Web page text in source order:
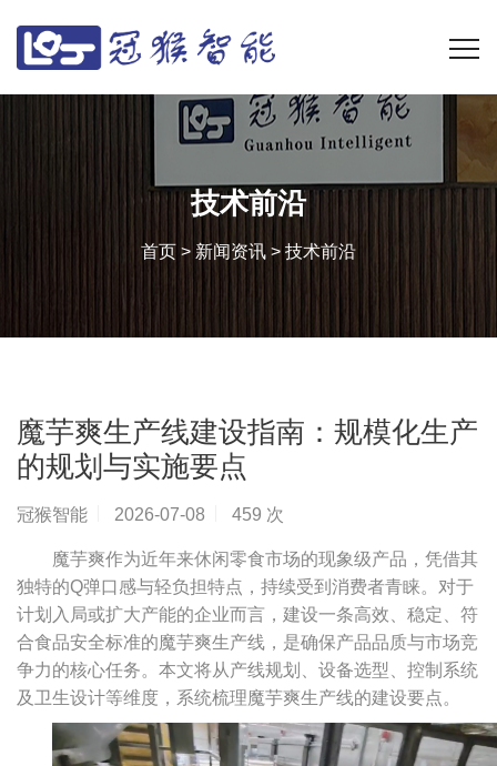
技术前沿
首页 > 新闻资讯 > 技术前沿
魔芋爽生产线建设指南：规模化生产
的规划与实施要点
冠猴智能 2026-07-08 459 次
魔芋爽作为近年来休闲零食市场的现象级产品，凭借其
独特的Q弹口感与轻负担特点，持续受到消费者青睐。对于
计划入局或扩大产能的企业而言，建设一条高效、稳定、符
合食品安全标准的魔芋爽生产线，是确保产品品质与市场竞
争力的核心任务。本文将从产线规划、设备选型、控制系统
及卫生设计等维度，系统梳理魔芋爽生产线的建设要点。